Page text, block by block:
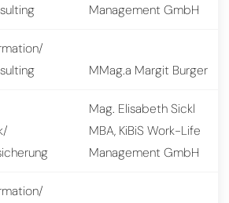
Management GmbH
MMag.a Margit Burger
Mag. Elisabeth Sickl
MBA, KiBiS Work-Life
Management GmbH